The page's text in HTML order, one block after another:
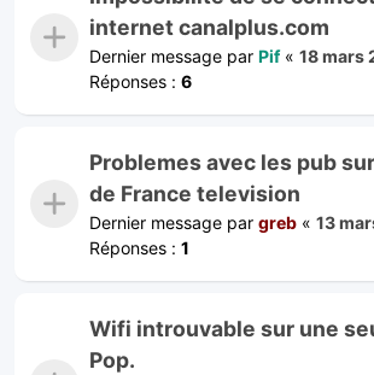
internet canalplus.com
Dernier message par Pif« 18 mars
Réponses : 6
Problemes avec les pub
de France television
Dernier message par greb « 13
Réponses : 1
Wifi introuvable sur une
Pop.